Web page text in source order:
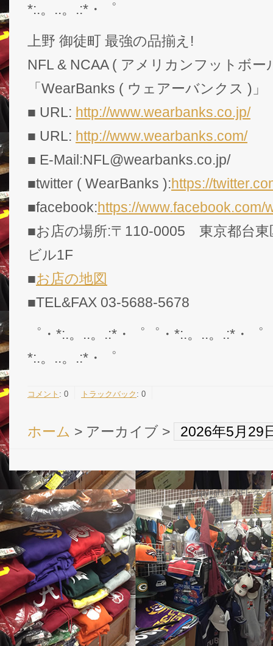
*:.。..。.:*・゜
上野 御徒町 最強の品揃え!
NFL & NCAA ( アメリカンフットボー
「WearBanks ( ウェアーバンクス )」
■ URL: http://www.wearbanks.co.jp/
■ URL: http://www.wearbanks.com/
■ E-Mail:NFL@wearbanks.co.jp/
■twitter ( WearBanks ):https://
■facebook:https://www.facebook.com/
■お店の場所:〒110-0005 東京都台
ビル1F
■お店の地図
■TEL&FAX 03-5688-5678
゜・*:.。..。.:*・゜゜・*:.。..。.:*・
*:.。..。.:*・゜
コメント : 0 トラックバック : 0
ホーム > アーカイブ > 2026年5月29
Copyright © NFL グッ